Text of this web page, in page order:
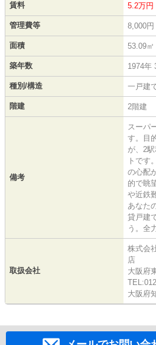
賃料 5.2万円
管理費等 8,000円
面積 53.09㎡
築年数 1974年
種別/構造 一戸建
階建 2階建
備考
スーパ
す。目
が、2
トです
の心配
的で眺
や近鉄
あなた
貸戸建
う。全
取扱会社
株式会
店
大阪府
大阪府